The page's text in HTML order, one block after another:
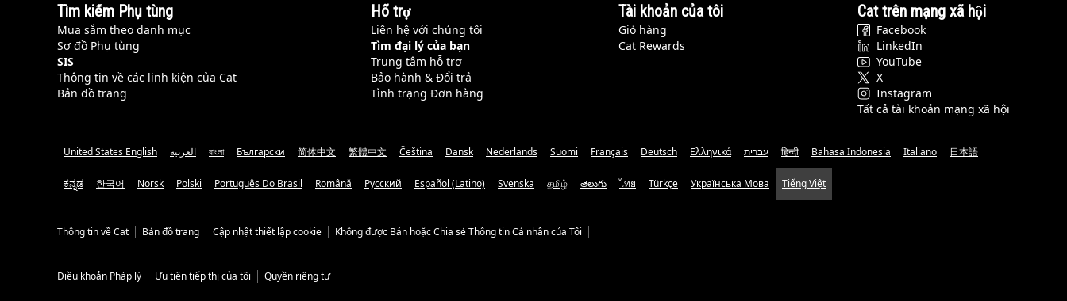
Tìm kiếm Phụ tùng
Mua sắm theo danh mục
Sơ đồ Phụ tùng
SIS
Thông tin về các linh kiện của Cat
Bản đồ trang
Hỗ trợ
Liên hệ với chúng tôi
Tìm đại lý của bạn
Trung tâm hỗ trợ
Bảo hành & Đổi trả
Tình trạng Đơn hàng
Tài khoản của tôi
Giỏ hàng
Cat Rewards
Cat trên mạng xã hội
Facebook
LinkedIn
YouTube
X
Instagram
Tất cả tài khoản mạng xã hội
United States English العربية বাংলা Български 简体中文 繁體中文 Čeština Dansk Nederlands Suomi Français Deutsch Ελληνικά עברית हिन्दी Bahasa Indonesia Italiano 日本語
ಕನ್ನಡ 한국어 Norsk Polski Português Do Brasil Română Русский Español (Latino) Svenska தமிழ் తెలుగు ไทย Türkçe Українська Мова Tiếng Việt
Thông tin về Cat Bản đồ trang Cập nhật thiết lập cookie Không được Bán hoặc Chia sẻ Thông tin Cá nhân của Tôi
Điều khoản Pháp lý Ưu tiên tiếp thị của tôi Quyền riêng tư